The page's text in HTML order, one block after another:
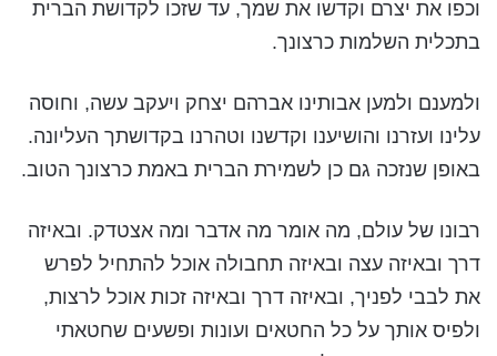
וכפו את יצרם וקדשו את שמך, עד שזכו לקדושת הברית
בתכלית השלמות כרצונך.
ולמענם ולמען אבותינו אברהם יצחק ויעקב עשה, וחוסה
עלינו ועזרנו והושיענו וקדשנו וטהרנו בקדושתך העליונה.
באופן שנזכה גם כן לשמירת הברית באמת כרצונך הטוב.
רבונו של עולם, מה אומר מה אדבר ומה אצטדק. ובאיזה
דרך ובאיזה עצה ובאיזה תחבולה אוכל להתחיל לפרש
את לבבי לפניך, ובאיזה דרך ובאיזה זכות אוכל לרצות,
ולפיס אותך על כל החטאים ועונות ופשעים שחטאתי